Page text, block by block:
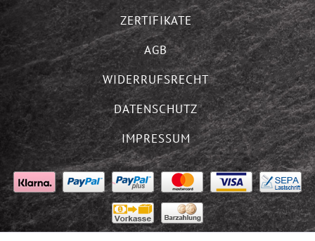
ZERTIFIKATE
AGB
WIDERRUFSRECHT
DATENSCHUTZ
IMPRESSUM